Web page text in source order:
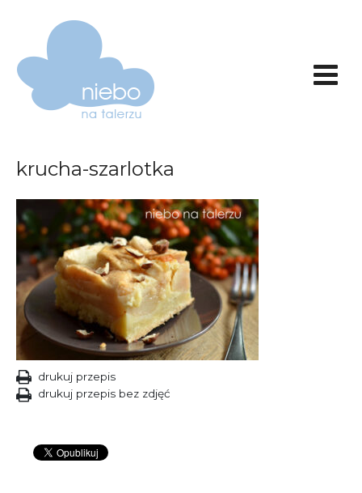
krucha-szarlotka
drukuj przepis
drukuj przepis bez zdjęć